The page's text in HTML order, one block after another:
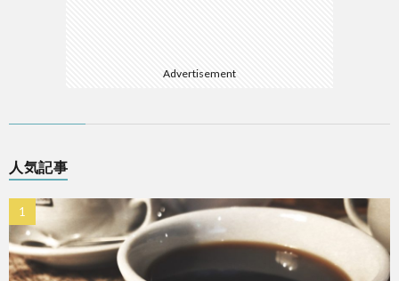
Advertisement
人気記事